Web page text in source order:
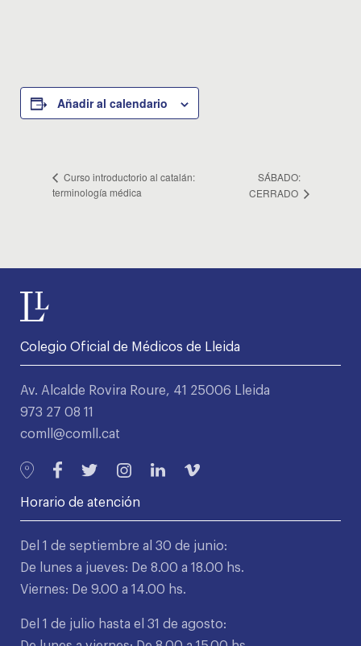
Añadir al calendario
Curso introductorio al catalán:
terminología médica
SÁBADO:
CERRADO
Colegio Oficial de Médicos de Lleida
Av. Alcalde Rovira Roure, 41 25006 Lleida
973 27 08 11
comll@comll.cat
Horario de atención
Del 1 de septiembre al 30 de junio:
De lunes a jueves: De 8.00 a 18.00 hs.
Viernes: De 9.00 a 14.00 hs.
Del 1 de julio hasta el 31 de agosto: